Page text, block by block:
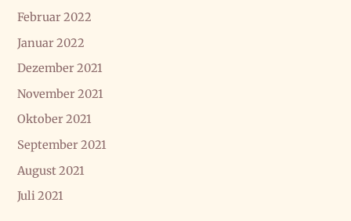
Februar 2022
Januar 2022
Dezember 2021
November 2021
Oktober 2021
September 2021
August 2021
Juli 2021